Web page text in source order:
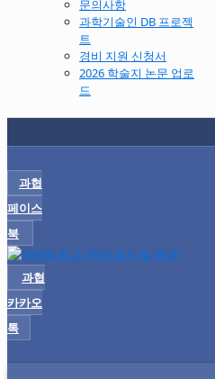
문의사항
과학기술인 DB 프로젝
트
경비 지원 신청서
2026 학술지 논문 업로
드
과협
페이스
북
과협
카카오
톡